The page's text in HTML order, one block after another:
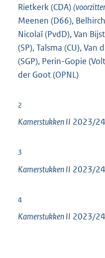
Rietkerk (CDA)
Meenen (D66),
Nicolaï (PvdD), Van
(SP), Talsma (CU), Van
(SGP), Perin-Gopie
der Goot (OPNL)
2
Kamerstukken II 2023/
3
Kamerstukken II 2023/
4
Kamerstukken II 2023/